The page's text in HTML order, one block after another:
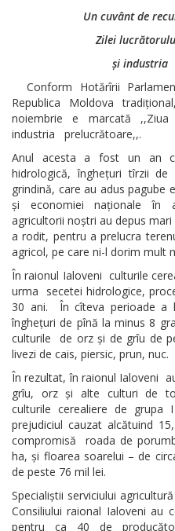
Un cuvânt de
Zilei
și industria
Conform Hotărîrii
Republica Moldova
noiembrie e marcată
industria prelucrătoare,,.
Anul acesta a fost un an
hidrologică, înghețuri tîrzii
grindină, care au adus pagube
și economiei naționale în
agricultorii noștri au depus
a rodit, pentru a prelucra
agricol, pe care ni-l dorim mult
În raionul Ialoveni culturile
urma secetei hidrologice,
30 ani. În cîteva perioade a
înghețuri de pînă la minus 8
culturile de orz și de grîu de
livezi de cais, piersic, prun, nuc.
În rezultat, în raionul Ialoveni
grîu, orz și alte culturi de
culturile cerealiere de
prejudiciul cauzat alcătuind
compromisă roada de
ha, și floarea soarelui – de
de peste 76 mil lei.
Specialiștii serviciului
Consiliului raional Ialoveni au
pentru ca 40 de